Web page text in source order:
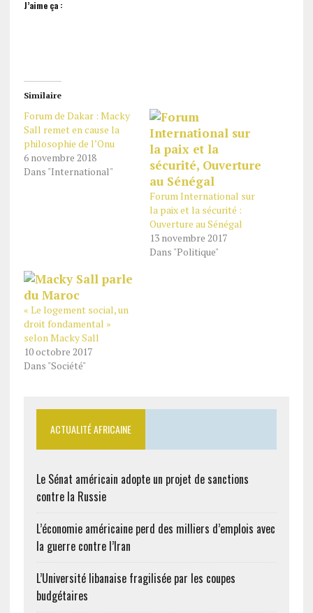
J’aime ça :
Similaire
Forum de Dakar : Macky
Sall remet en cause la
philosophie de l’Onu
6 novembre 2018
Dans "International"
Forum International sur
la paix et la sécurité :
Ouverture au Sénégal
13 novembre 2017
Dans "Politique"
« Le logement social, un
droit fondamental »
selon Macky Sall
10 octobre 2017
Dans "Société"
ACTUALITÉ AFRICAINE
Le Sénat américain adopte un projet de sanctions
contre la Russie
L’économie américaine perd des milliers d’emplois avec
la guerre contre l’Iran
L’Université libanaise fragilisée par les coupes
budgétaires